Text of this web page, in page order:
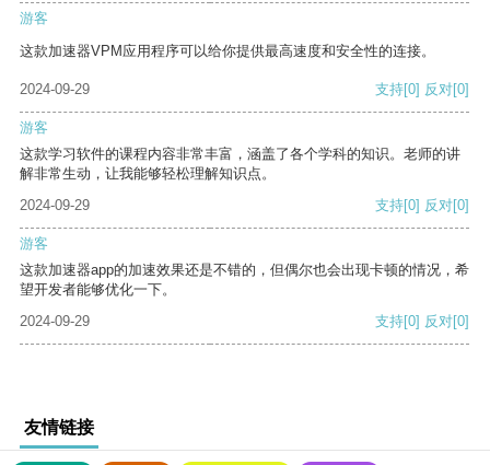
游客
这款加速器VPM应用程序可以给你提供最高速度和安全性的连接。
2024-09-29 支持[0] 反对[0]
游客
这款学习软件的课程内容非常丰富，涵盖了各个学科的知识。老师的讲
解非常生动，让我能够轻松理解知识点。
2024-09-29
支持[0] 反对[0]
游客
这款加速器app的加速效果还是不错的，但偶尔也会出现卡顿的情况，希
望开发者能够优化一下。
2024-09-29
支持[0] 反对[0]
友情链接